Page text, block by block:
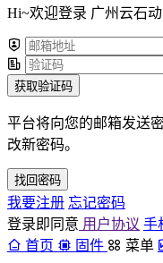
Hi~欢迎登录 广州云石
获取验证码
平台将向您的邮箱发送
改新密码。
找回密码
我要注册 忘记密码
登录即同意 用户协议 手
首页
固件 菜单